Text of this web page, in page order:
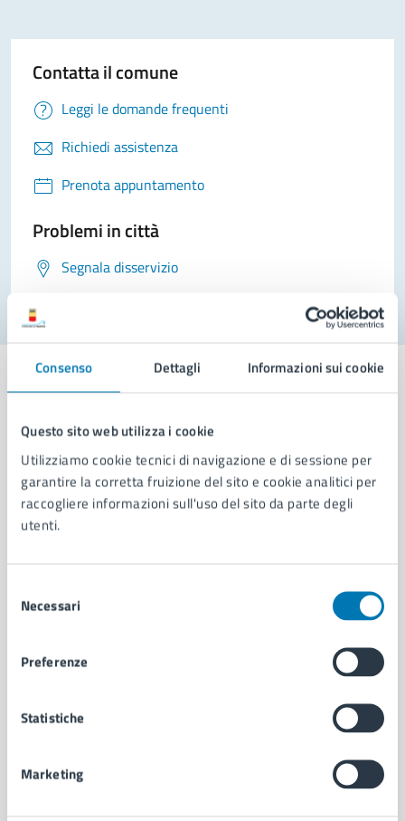
Consenso Dettagli Informazioni sui cookie
Questo sito web utilizza i cookie
Utilizziamo cookie tecnici di navigazione e di sessione per
garantire la corretta fruizione del sito e cookie analitici per
raccogliere informazioni sull'uso del sito da parte degli
utenti.
delNecessari
Preferenze
Statistiche
Marketing
Contatta il comune
Leggi le domande frequenti
Richiedi assistenza
Prenota appuntamento
Problemi in città
Segnala disservizio
Comune di Napoli
AMMINISTRAZIONE
Aree amministrative
Enti e fondazioni
Personale amministrativo